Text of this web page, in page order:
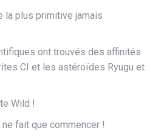
la plus primitive jamais
ont trouvés des affinités
CI et les astéroïdes Ryugu et
Wild !
fait que commencer !